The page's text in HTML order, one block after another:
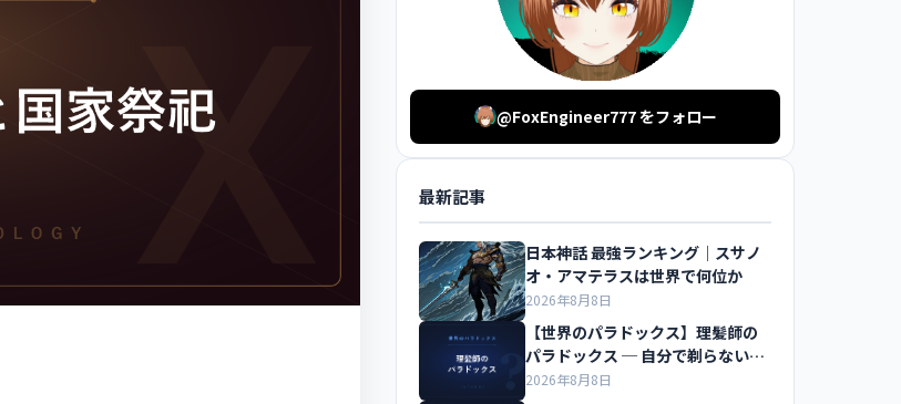
@FoxEngineer777 をフォロー
最新記事
日本神話 最強ランキング｜スサノ
オ・アマテラスは世界で何位か
2026年8月8日
【世界のパラドックス】理髪師の
パラドックス ─ 自分で剃らない人
だけを剃る床屋
2026年8月8日